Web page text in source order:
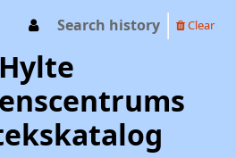
Search history Clear
Hylte